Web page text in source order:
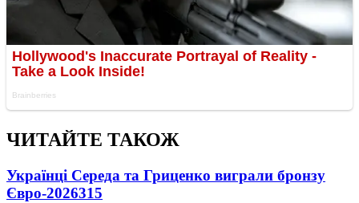
ЧИТАЙТЕ ТАКОЖ
Українці Середа та Гриценко виграли бронзу
Євро-2026315